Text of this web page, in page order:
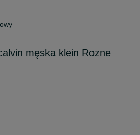
męska klein Rozne